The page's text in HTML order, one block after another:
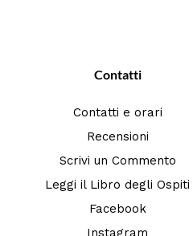
Contatti
Contatti e orari
Recensioni
Scrivi un Commento
Leggi il Libro degli Ospiti
Facebook
Instagram